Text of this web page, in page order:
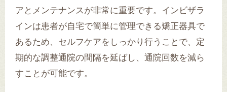
アとメンテナンスが非常に重要です。インビザラ
インは患者が自宅で簡単に管理できる矯正器具で
あるため、セルフケアをしっかり行うことで、定
期的な調整通院の間隔を延ばし、通院回数を減ら
すことが可能です。